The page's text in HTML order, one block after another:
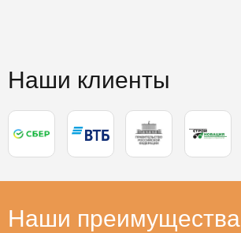
Наши клиенты
Наши преимущества